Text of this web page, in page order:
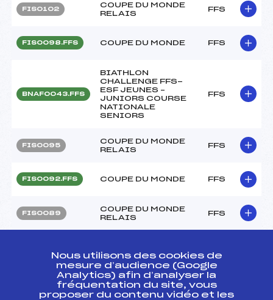
FIS0102
COUPE DU MONDE
RELAIS
FFS
FIS0098.FFS COUPE DU MONDE FFS
BNAF0043.FFS
BIATHLON
CHALLENGE FFS-
ESF JEUNES –
JUNIORS COURSE
NATIONALE
SENIORS
FFS
FIS0095
COUPE DU MONDE
RELAIS
FFS
FIS0092.FFS COUPE DU MONDE FFS
FIS0089
COUPE DU MONDE
RELAIS
FFS
POURSUITE
FIS0085.FFS COUPE DU MONDE
Nous utilisons des cookies de
mesure d’audience (Google
Analytics) afin d’analyser la
fréquentation du site, vous
proposer du contenu vidéo et les